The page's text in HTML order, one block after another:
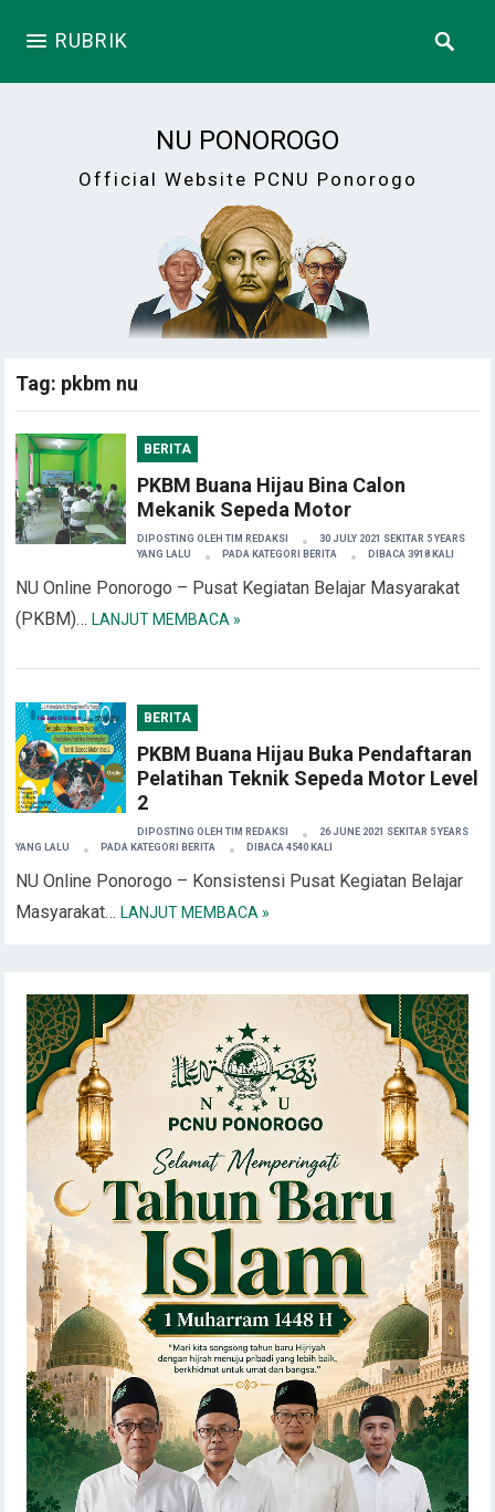
RUBRIK
NU PONOROGO
Official Website PCNU Ponorogo
Tag: pkbm nu
BERITA
PKBM Buana Hijau Bina Calon
Mekanik Sepeda Motor
DIPOSTING OLEHTIM REDAKSI
30 JULY 2021 SEKITAR 5 YEARS
YANG LALU
PADA KATEGORI BERITA DIBACA 3918 KALI
NU Online Ponorogo – Pusat Kegiatan Belajar Masyarakat
(PKBM)…LANJUT MEMBACA »
BERITA
PKBM Buana Hijau Buka Pendaftaran
Pelatihan Teknik Sepeda Motor Level
2
DIPOSTING OLEHTIM REDAKSI
26 JUNE 2021 SEKITAR 5 YEARS
YANG LALU
PADA KATEGORI BERITA DIBACA 4540 KALI
NU Online Ponorogo – Konsistensi Pusat Kegiatan Belajar
Masyarakat…LANJUT MEMBACA »